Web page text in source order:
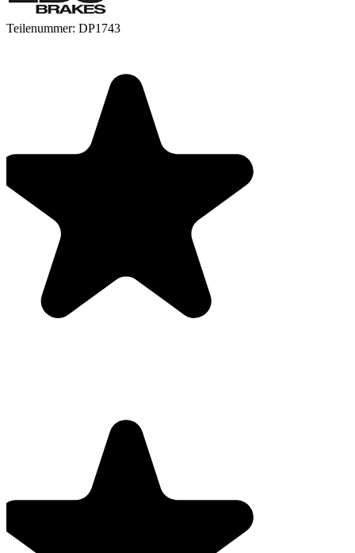
Teilenummer: DP1743